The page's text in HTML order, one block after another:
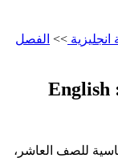
>> الفصل
اختبار اختيار من متعدد تفاعلي: English
للصف العاشر،